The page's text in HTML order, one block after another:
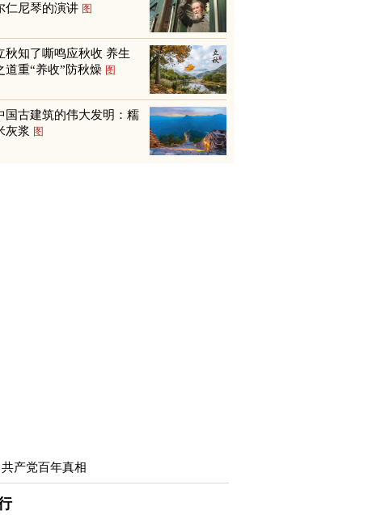
仁尼琴的演讲 图
秋知了嘶鸣应秋收 养生
道重“养收”防秋燥 图
国古建筑的伟大发明：糯
灰浆 图
共产党百年真相